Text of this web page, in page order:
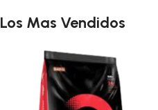
Los Mas Vendidos